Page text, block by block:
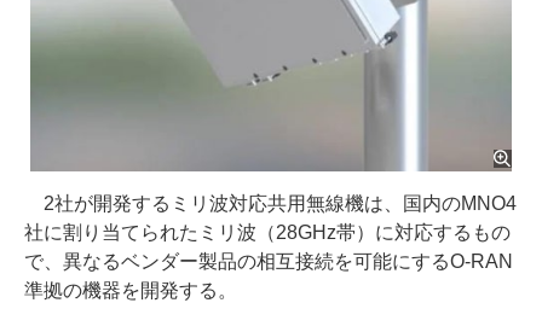
2社が開発するミリ波対応共用無線機は、国内のMNO4
社に割り当てられたミリ波（28GHz帯）に対応するもの
で、異なるベンダー製品の相互接続を可能にするO-RAN
準拠の機器を開発する。